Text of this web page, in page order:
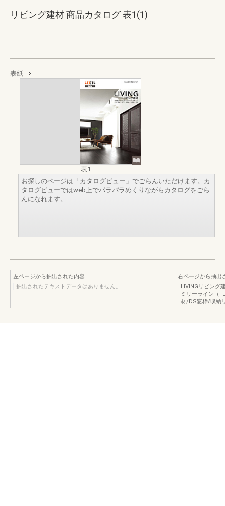
リビング建材 商品カタログ 表1(1)
表紙
表1
お探しのページは「カタログビュー」でごらんいただけます。カ
タログビューではweb上でパラパラめくりながらカタログをごら
んになれます。
左ページから抽出された内容
抽出されたテキストデータはありません。
右ページから抽出
LIVINGリビング
ミリーライン（
材/DS窓枠/収納